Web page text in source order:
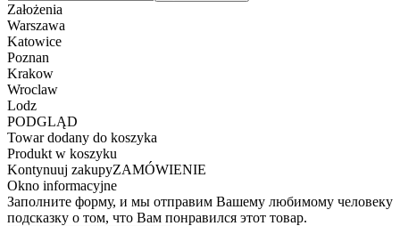
Założenia
Warszawa
Katowice
Poznan
Krakow
Wroclaw
Lodz
PODGLĄD
Towar dodany do koszyka
Produkt w koszyku
Kontynuuj zakupyZAMÓWIENIE
Okno informacyjne
Заполните форму, и мы отправим Вашему любимому человеку
подсказку о том, что Вам понравился этот товар.